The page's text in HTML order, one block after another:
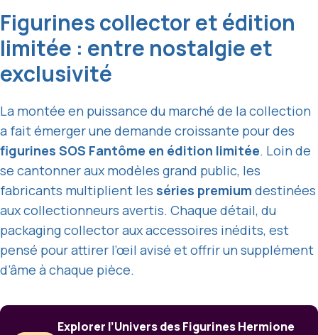
Figurines collector et édition
limitée : entre nostalgie et
exclusivité
La montée en puissance du marché de la collection
a fait émerger une demande croissante pour des
figurines SOS Fantôme en édition limitée. Loin de
se cantonner aux modèles grand public, les
fabricants multiplient les séries premium destinées
aux collectionneurs avertis. Chaque détail, du
packaging collector aux accessoires inédits, est
pensé pour attirer l’œil avisé et offrir un supplément
d’âme à chaque pièce.
Explorer l’Univers des Figurines Hermione